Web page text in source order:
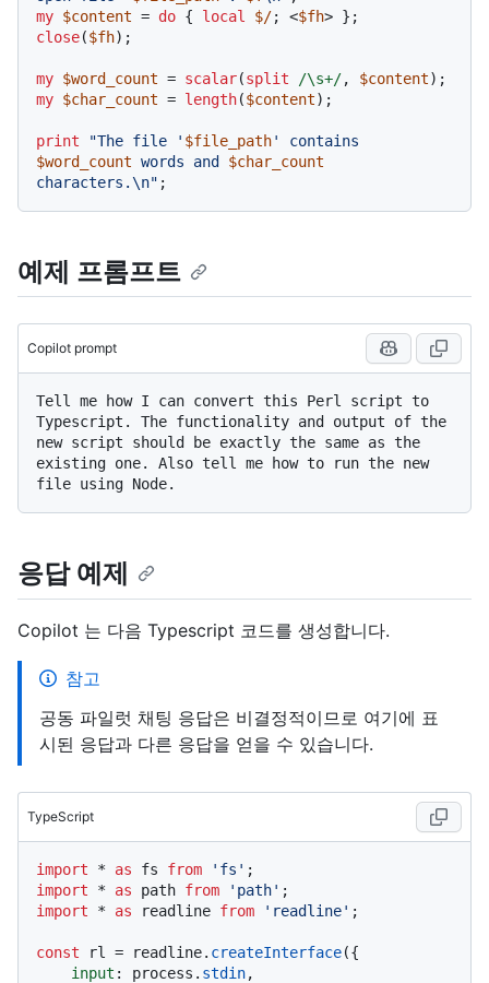
my $content = do { local $/; <$fh
close($fh);
my $word_count = scalar(split /\s+/, $content
my $char_count = length($content);
print "The file ' $file_path
$word_count words and $char_count
characters.\n"
예제 프롬프트
Copilot prompt
Tell me how I can convert this Perl script to
Typescript. The functionality and output of the
new script should be exactly the same as the
existing one. Also tell me how to run the new
응답 예제
Copilot 는 다음 Typescript 코드를 생성합니다.
참고
공동 파일럿 채팅 응답은 비결정적이므로 여기에 표
시된 응답과 다른 응답을 얻을 수 있습니다.
TypeScript
import * as fs from 'fs'
import * as path from 'path'
import * as readline from 'readline' ;
const rl = readline. createInterface({
input : process. stdin,